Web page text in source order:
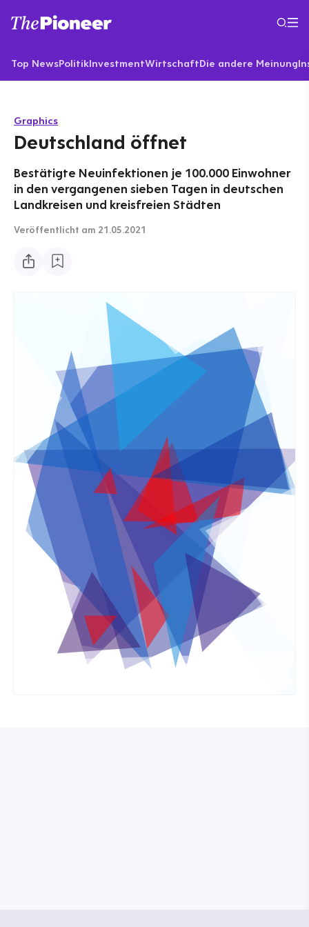
Top NewsPolitikInvestmentWirtschaftDie andere Meinung
Graphics
Deutschland öffnet
Bestätigte Neuinfektionen je 100.000 Einwohner
in den vergangenen sieben Tagen in deutschen
Landkreisen und kreisfreien Städten
Veröffentlicht am 21.05.2021